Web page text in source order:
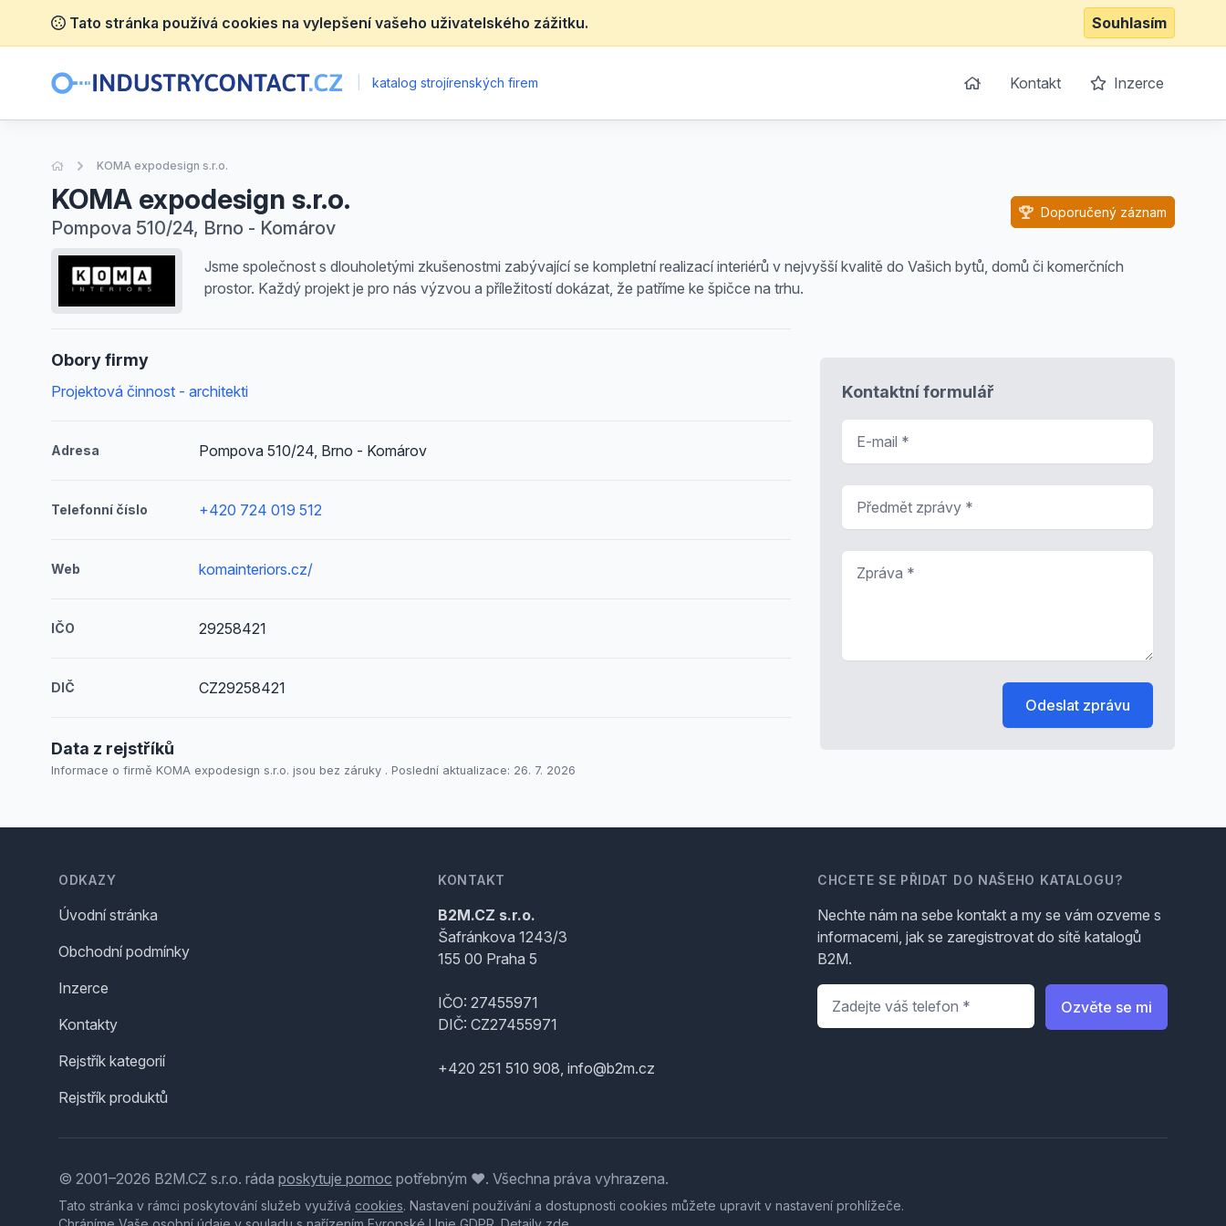
Tato stránka používá cookies na vylepšení vašeho uživatelského zážitku. Souhlasím
katalog strojírenských firem Kontakt Inzerce
Úvodní stránka
KOMA expodesign s.r.o.
KOMA expodesign s.r.o.
Pompova 510/24, Brno - Komárov
Doporučený záznam
Jsme společnost s dlouholetými zkušenostmi zabývající se kompletní realizací interiérů v nejvyšší kvalitě do Vašich bytů, domů či komerčních
prostor. Každý projekt je pro nás výzvou a příležitostí dokázat, že patříme ke špičce na trhu.
Obory firmy
Projektová činnost - architekti
Adresa Pompova 510/24, Brno - Komárov
Telefonní číslo +420 724 019 512
Web komainteriors.cz/
IČO 29258421
DIČ CZ29258421
Data z rejstříků
Informace o firmě KOMA expodesign s.r.o. jsou bez záruky . Poslední aktualizace: 26. 7. 2026
Kontaktní formulář
Odeslat zprávu
ODKAZY
Úvodní stránka
Obchodní podmínky
Inzerce
Kontakty
Rejstřík kategorií
Rejstřík produktů
KONTAKT
B2M.CZ s.r.o.
Šafránkova 1243/3
155 00 Praha 5
IČO: 27455971
DIČ: CZ27455971
+420 251 510 908, info@b2m.cz
CHCETE SE PŘIDAT DO NAŠEHO KATALOGU?
Nechte nám na sebe kontakt a my se vám ozveme s
informacemi, jak se zaregistrovat do sítě katalogů
B2M.
Telefon
Ozvěte se mi
© 2001–2026 B2M.CZ s.r.o. ráda poskytuje pomoc potřebným ♥️. Všechna práva vyhrazena.
Tato stránka v rámci poskytování služeb využívá cookies. Nastavení používání a dostupnosti cookies můžete upravit v nastavení prohlížeče.